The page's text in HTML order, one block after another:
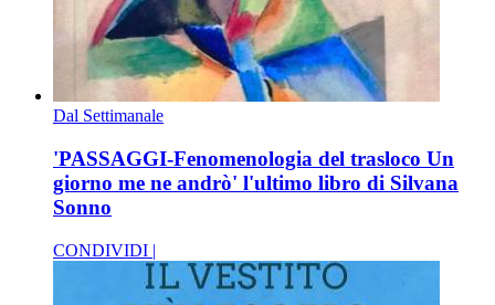
Dal Settimanale
'PASSAGGI-Fenomenologia del trasloco Un
giorno me ne andrò' l'ultimo libro di Silvana
Sonno
CONDIVIDI |